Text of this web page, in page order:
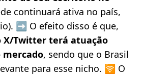
(A rede continuará ativa no país,
➡️ O efeito disso é que,
X/Twitter terá atuação
, sendo que o Brasil
para esse nicho. 🛜 O